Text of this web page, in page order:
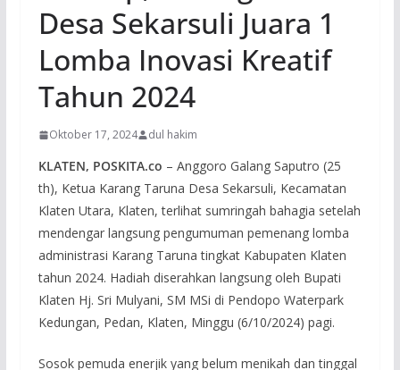
Desa Sekarsuli Juara 1
Lomba Inovasi Kreatif
Tahun 2024
Oktober 17, 2024 dul hakim
KLATEN, POSKITA.co – Anggoro Galang Saputro (25
th), Ketua Karang Taruna Desa Sekarsuli, Kecamatan
Klaten Utara, Klaten, terlihat sumringah bahagia setelah
mendengar langsung pengumuman pemenang lomba
administrasi Karang Taruna tingkat Kabupaten Klaten
tahun 2024. Hadiah diserahkan langsung oleh Bupati
Klaten Hj. Sri Mulyani, SM MSi di Pendopo Waterpark
Kedungan, Pedan, Klaten, Minggu (6/10/2024) pagi.
Sosok pemuda enerjik yang belum menikah dan tinggal